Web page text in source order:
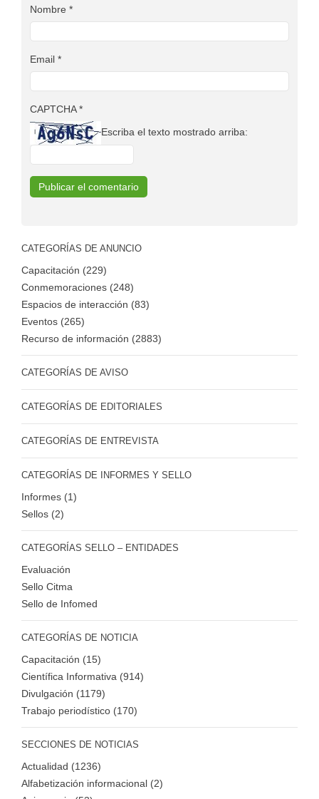
Nombre *
Email *
CAPTCHA*
Escriba el texto mostrado arriba:
CATEGORÍAS DE ANUNCIO
Capacitación (229)
Conmemoraciones (248)
Espacios de interacción (83)
Eventos (265)
Recurso de información (2883)
CATEGORÍAS DE AVISO
CATEGORÍAS DE EDITORIALES
CATEGORÍAS DE ENTREVISTA
CATEGORÍAS DE INFORMES Y SELLO
Informes (1)
Sellos (2)
CATEGORÍAS SELLO – ENTIDADES
Evaluación
Sello Citma
Sello de Infomed
CATEGORÍAS DE NOTICIA
Capacitación (15)
Científica Informativa (914)
Divulgación (1179)
Trabajo periodístico (170)
SECCIONES DE NOTICIAS
Actualidad (1236)
Alfabetización informacional (2)